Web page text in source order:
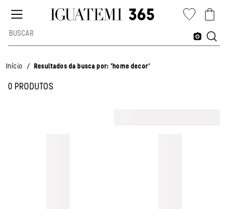
Início / Resultados da busca por: 'home decor'
0 PRODUTOS